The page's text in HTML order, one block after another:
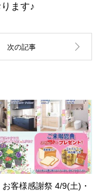
ます♪
客様感謝祭 4/9(土)・